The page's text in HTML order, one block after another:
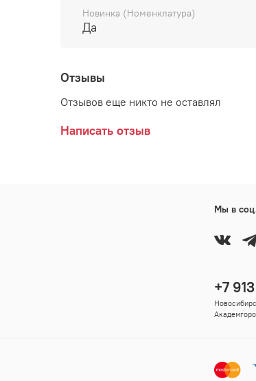
Новинка (Номенклатура)
Да
Отзывы
Отзывов еще никто не оставлял
Написать отзыв
Мы в
+7